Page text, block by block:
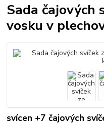
Sada čajových
vosku v
svícen +7 čajových